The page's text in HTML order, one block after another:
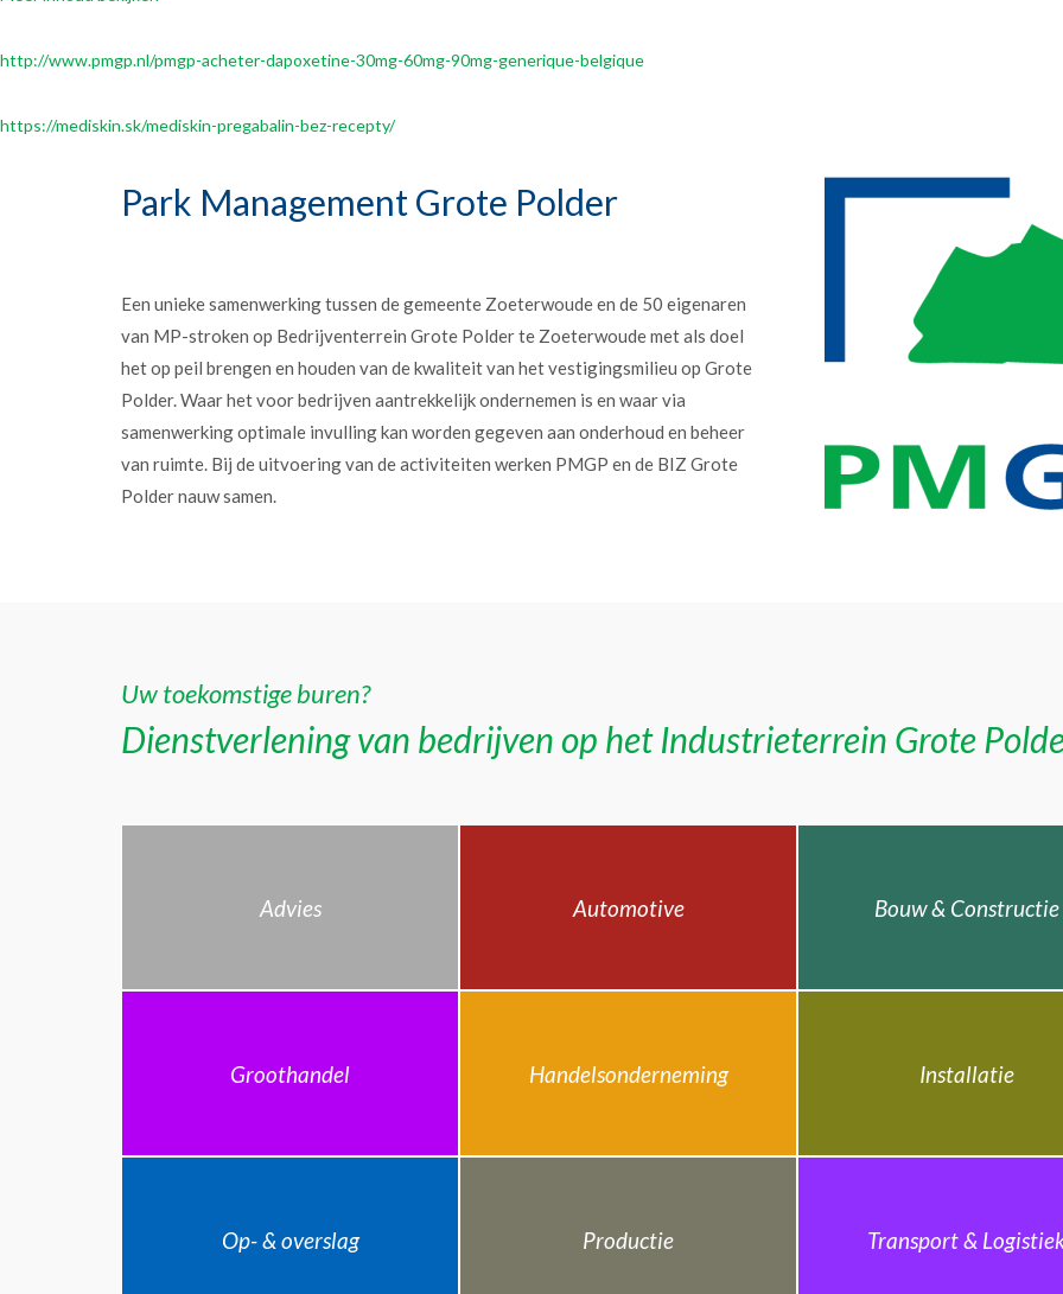
http://www.pmgp.nl/pmgp-acheter-dapoxetine-30mg-60mg-90mg-generique-belgique
https://mediskin.sk/mediskin-pregabalin-bez-recepty/
Park Management Grote Polder
Een unieke samenwerking tussen de gemeente Zoeterwoude en de 50 eigenaren
van MP-stroken op Bedrijventerrein Grote Polder te Zoeterwoude met als doel
het op peil brengen en houden van de kwaliteit van het vestigingsmilieu op Grote
Polder. Waar het voor bedrijven aantrekkelijk ondernemen is en waar via
samenwerking optimale invulling kan worden gegeven aan onderhoud en beheer
van ruimte. Bij de uitvoering van de activiteiten werken PMGP en de BIZ Grote
Polder nauw samen.
Uw toekomstige buren?
Dienstverlening van bedrijven op het Industrieterrein Grote
Advies Automotive Bouw & Constructie
Groothandel Handelsonderneming Installatie
Op- & overslag Productie Transport &